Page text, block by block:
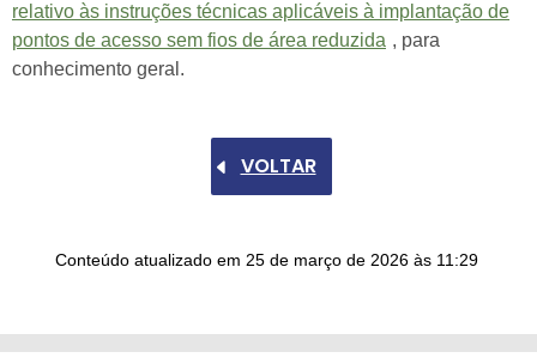
relativo às instruções técnicas aplicáveis à implantação de
pontos de acesso sem fios de área reduzida , para
conhecimento geral.
VOLTAR
Conteúdo atualizado em 25 de março de 2026 às 11:29